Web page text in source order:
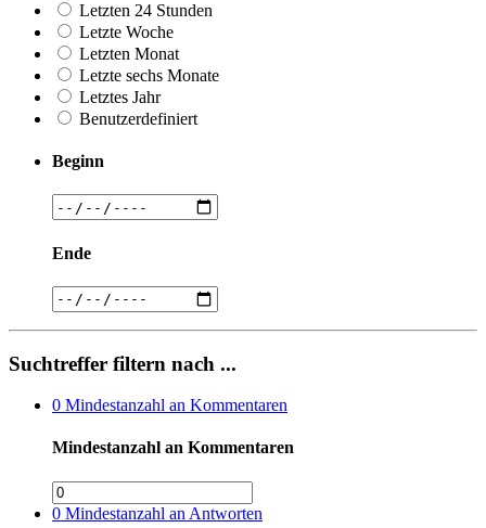
Letzten 24 Stunden
Letzte Woche
Letzten Monat
Letzte sechs Monate
Letztes Jahr
Benutzerdefiniert
Beginn
Ende
Suchtreffer filtern nach ...
0 Mindestanzahl an Kommentaren
Mindestanzahl an Kommentaren
0 Mindestanzahl an Antworten